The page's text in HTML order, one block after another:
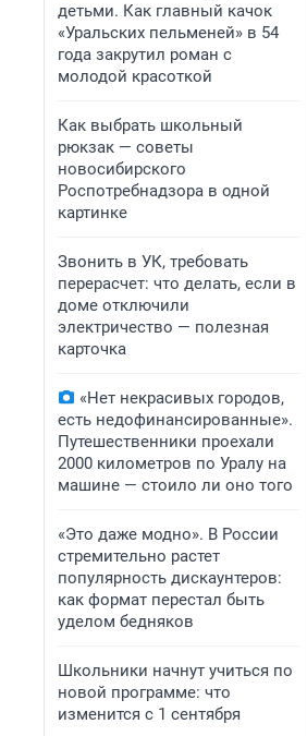
детьми. Как главный качок
«Уральских пельменей» в 54
года закрутил роман с
молодой красоткой
Как выбрать школьный
рюкзак — советы
новосибирского
Роспотребнадзора в одной
картинке
Звонить в УК, требовать
перерасчет: что делать, если в
доме отключили
электричество — полезная
карточка
«Нет некрасивых городов,
есть недофинансированные».
Путешественники проехали
2000 километров по Уралу на
машине — стоило ли оно того
«Это даже модно». В России
стремительно растет
популярность дискаунтеров:
как формат перестал быть
уделом бедняков
Школьники начнут учиться по
новой программе: что
изменится с 1 сентября